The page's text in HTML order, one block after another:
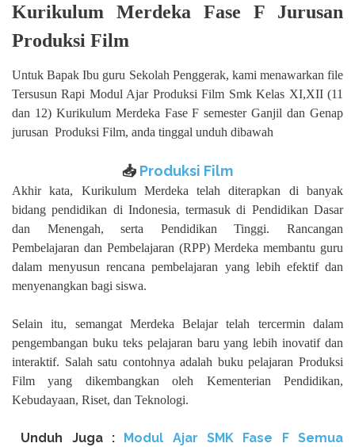
Kurikulum Merdeka Fase F Jurusan
Produksi Film
Untuk Bapak Ibu guru Sekolah Penggerak, kami menawarkan file
Tersusun Rapi Modul Ajar Produksi Film Smk Kelas XI,XII (11
dan 12) Kurikulum Merdeka Fase F semester Ganjil dan Genap
jurusan Produksi Film, anda tinggal unduh dibawah
📥 Produksi Film
Akhir kata, Kurikulum Merdeka telah diterapkan di banyak
bidang pendidikan di Indonesia, termasuk di Pendidikan Dasar
dan Menengah, serta Pendidikan Tinggi. Rancangan
Pembelajaran dan Pembelajaran (RPP) Merdeka membantu guru
dalam menyusun rencana pembelajaran yang lebih efektif dan
menyenangkan bagi siswa.
Selain itu, semangat Merdeka Belajar telah tercermin dalam
pengembangan buku teks pelajaran baru yang lebih inovatif dan
interaktif. Salah satu contohnya adalah buku pelajaran Produksi
Film yang dikembangkan oleh Kementerian Pendidikan,
Kebudayaan, Riset, dan Teknologi.
Unduh Juga :
Modul Ajar SMK Fase F Semua